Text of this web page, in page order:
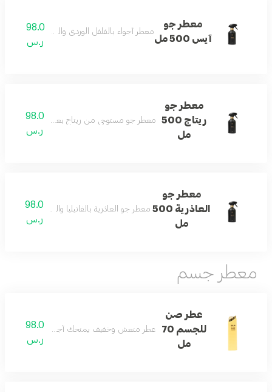
معطر جو
آيس 500 مل
معطر أجواء بالفلفل الوردي والتوبي روز والمسك
98.0
ر.س
معطر جو
ريتاج 500
مل
معطر جو مستوحى من ريتاج بعبير الزهور
98.0
ر.س
معطر جو
العاذرية 500
مل
معطر جو العاذرية بالفانيليا والباتشولي والمسك
98.0
ر.س
معطر جسم
عطر صن
للجسم 70
مل
عطر منعش وخفيف يمنحك أجواء باردة ومريحة
98.0
ر.س